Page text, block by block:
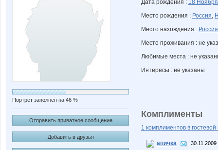
Портрет заполнен на 46 %
Отправить приватное сообщение
Добавить в друзья
Дата рождения : 18
Место рождения : Россия,
Место нахождения : Россия
Место проживания : не
Любимые места : не
Интересы : не указаны
Комплименты
1 комплиментов в гостевой
апичка 30.11.2009